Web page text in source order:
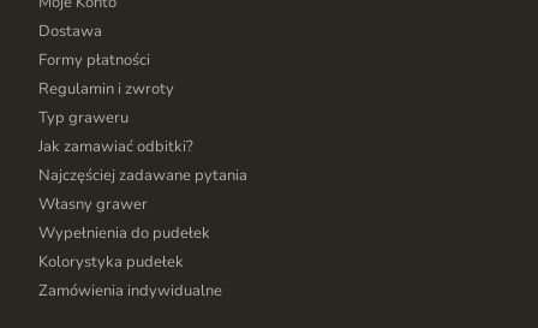
Dostawa
Formy płatności
Regulamin i zwroty
Typ graweru
Jak zamawiać odbitki?
Najczęściej zadawane pytania
Własny grawer
Wypełnienia do pudełek
Kolorystyka pudełek
Zamówienia indywidualne